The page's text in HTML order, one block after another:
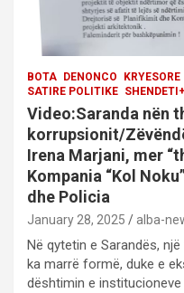
BOTA DENONCO KRYESORE
SATIRE POLITIKE SHENDETI+
Video:Saranda nën
korrupsionit/
Irena Marjani, mer
Kompania “Kol
dhe Policia
January 28, 2025 alba-
Në qytetin e Sarandës,
ka marrë formë, duke e
dështimin e